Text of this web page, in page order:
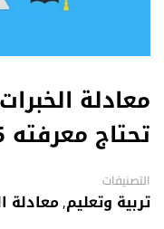
معادلة
تحتاج معرفته 2025
التصنيفات
تربية وتعليم,معادلة